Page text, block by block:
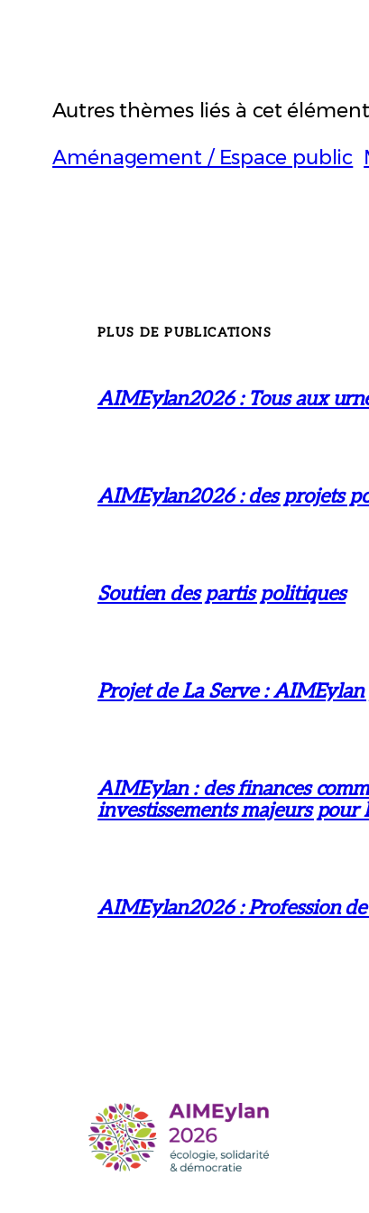
Autres thèmes liés à cet
Aménagement / Espace public
PLUS DE PUBLICATIONS
AIMEylan2026 : Tous aux
AIMEylan2026 : des projets
Soutien des partis politiques
Projet de La Serve :
AIMEylan : des finances
investissements majeurs pour
AIMEylan2026 : Profession